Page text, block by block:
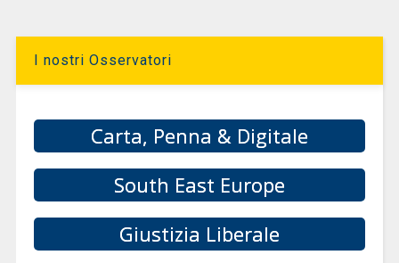
I nostri Osservatori
Carta, Penna & Digitale
South East Europe
Giustizia Liberale